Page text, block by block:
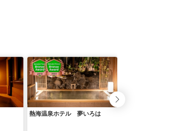
熱海温泉ホテル 夢いろは